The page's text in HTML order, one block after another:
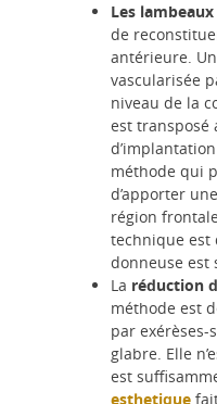
Les
de
antérieure.
vascularisée
niveau de la
est transposé
méthode qui
d’apporter
région
technique est
donneuse est
La réduction
méthode est
par
glabre. Elle
est
esthetique